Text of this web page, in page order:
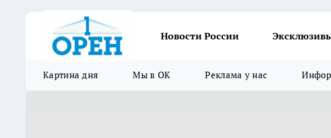
Новости России
Картина дня Мы в ОК Реклама у нас